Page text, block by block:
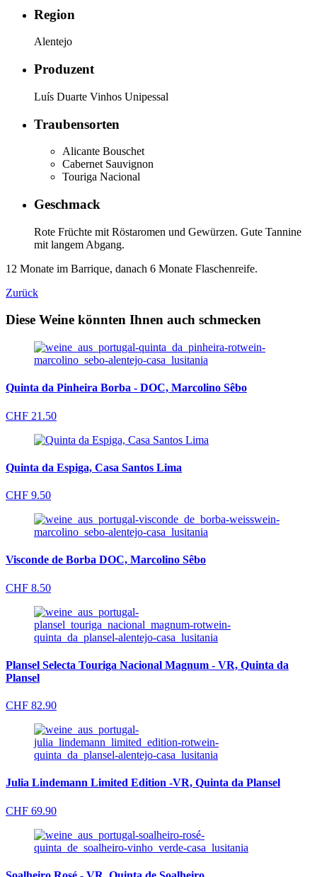
Region
Alentejo
Produzent
Luís Duarte Vinhos Unipessal
Traubensorten
Alicante Bouschet
Cabernet Sauvignon
Touriga Nacional
Geschmack
Rote Früchte mit Röstaromen und Gewürzen. Gute Tannine
mit langem Abgang.
12 Monate im Barrique, danach 6 Monate Flaschenreife.
Zurück
Diese Weine könnten Ihnen auch schmecken
Quinta da Pinheira Borba - DOC, Marcolino Sêbo
CHF 21.50
Quinta da Espiga, Casa Santos Lima
CHF 9.50
Visconde de Borba DOC, Marcolino Sêbo
CHF 8.50
Plansel Selecta Touriga Nacional Magnum - VR, Quinta da
Plansel
CHF 82.90
Julia Lindemann Limited Edition -VR, Quinta da Plansel
CHF 69.90